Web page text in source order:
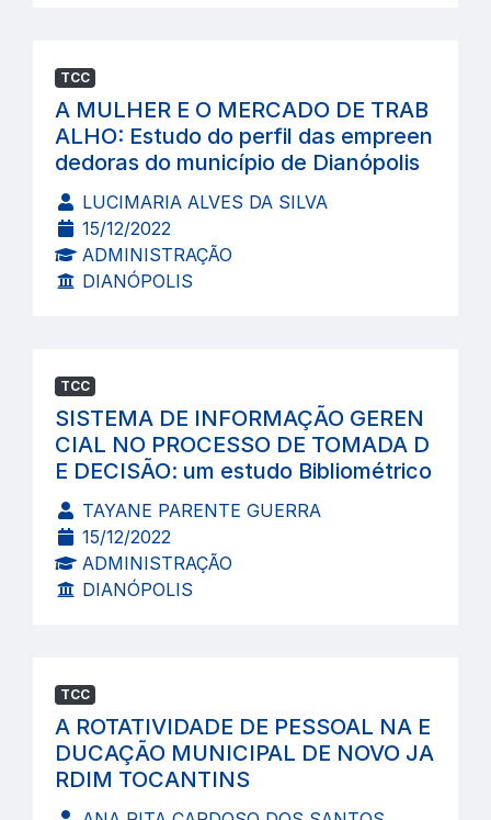
TCC
A MULHER E O MERCADO DE TRAB
ALHO: Estudo do perfil das empreen
dedoras do município de Dianópolis
LUCIMARIA ALVES DA SILVA
15/12/2022
ADMINISTRAÇÃO
DIANÓPOLIS
TCC
SISTEMA DE INFORMAÇÃO GEREN
CIAL NO PROCESSO DE TOMADA D
E DECISÃO: um estudo Bibliométrico
TAYANE PARENTE GUERRA
15/12/2022
ADMINISTRAÇÃO
DIANÓPOLIS
TCC
A ROTATIVIDADE DE PESSOAL NA E
DUCAÇÃO MUNICIPAL DE NOVO JA
RDIM TOCANTINS